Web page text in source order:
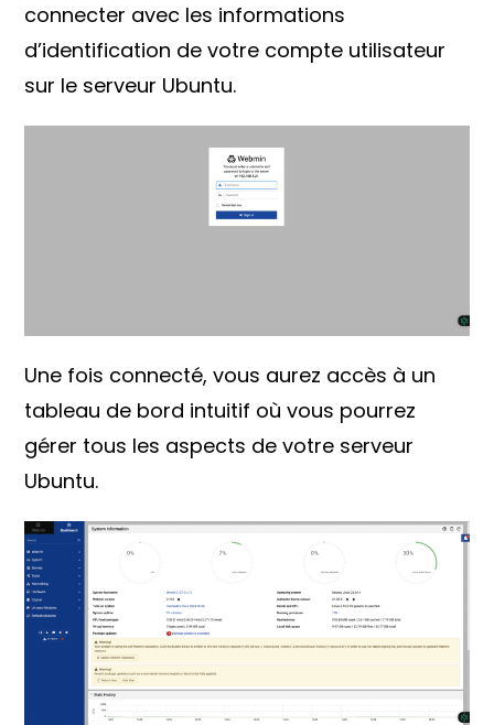
connecter avec les informations
d’identification de votre compte utilisateur
sur le serveur Ubuntu.
Une fois connecté, vous aurez accès à un
tableau de bord intuitif où vous pourrez
gérer tous les aspects de votre serveur
Ubuntu.